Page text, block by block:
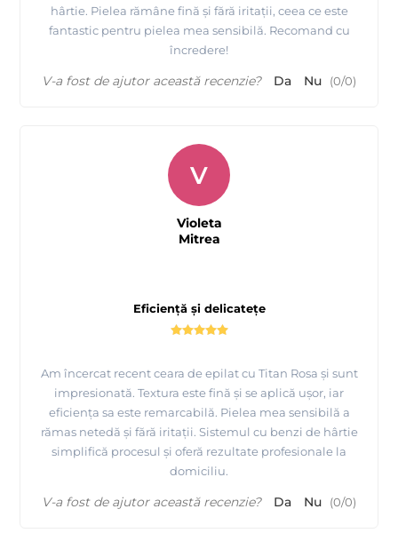
hârtie. Pielea rămâne fină și fără iritații, ceea ce este
fantastic pentru pielea mea sensibilă. Recomand cu
încredere!
V-a fost de ajutor această recenzie? Da Nu (0/0)
Eficiență și delicatețe
Am încercat recent ceara de epilat cu Titan Rosa și sunt
impresionată. Textura este fină și se aplică ușor, iar
eficiența sa este remarcabilă. Pielea mea sensibilă a
rămas netedă și fără iritații. Sistemul cu benzi de hârtie
simplifică procesul și oferă rezultate profesionale la
domiciliu.
V
Violeta
Mitrea
V-a fost de ajutor această recenzie? Da Nu (0/0)